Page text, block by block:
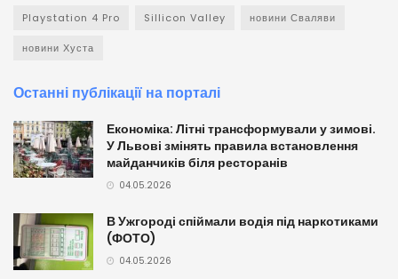
Playstation 4 Pro Sillicon Valley новини Сваляви
новини Хуста
Останні публікації на порталі
Економіка: Літні трансформували у зимові.
У Львові змінять правила встановлення
майданчиків біля ресторанів
04.05.2026
В Ужгороді спіймали водія під наркотиками
(ФОТО)
04.05.2026